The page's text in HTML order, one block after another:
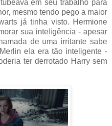
em seu trabalho para
mesmo tendo pego a maior
já tinha visto. Hermione
sua inteligência - apesar
de uma irritante sabe
ela era tão inteligente -
ter derrotado Harry sem